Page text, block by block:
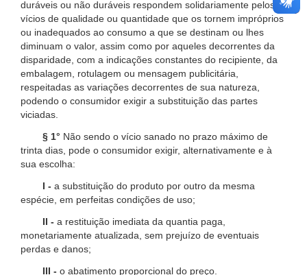
duráveis ou não duráveis respondem solidariamente pelos
vícios de qualidade ou quantidade que os tornem impróprios
ou inadequados ao consumo a que se destinam ou lhes
diminuam o valor, assim como por aqueles decorrentes da
disparidade, com a indicações constantes do recipiente, da
embalagem, rotulagem ou mensagem publicitária,
respeitadas as variações decorrentes de sua natureza,
podendo o consumidor exigir a substituição das partes
viciadas.
§ 1° Não sendo o vício sanado no prazo máximo de
trinta dias, pode o consumidor exigir, alternativamente e à
sua escolha:
I - a substituição do produto por outro da mesma
espécie, em perfeitas condições de uso;
II - a restituição imediata da quantia paga,
monetariamente atualizada, sem prejuízo de eventuais
perdas e danos;
III - o abatimento proporcional do preço.